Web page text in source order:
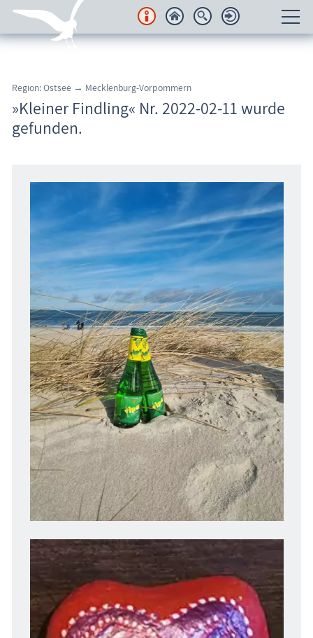
Regionales
Urlaubsorte
Wissenswertes
Veranstaltungen
Blog
Region: Ostsee → Mecklenburg-Vorpommern
»Kleiner Findling« Nr. 2022-02-11 wurde
gefunden.